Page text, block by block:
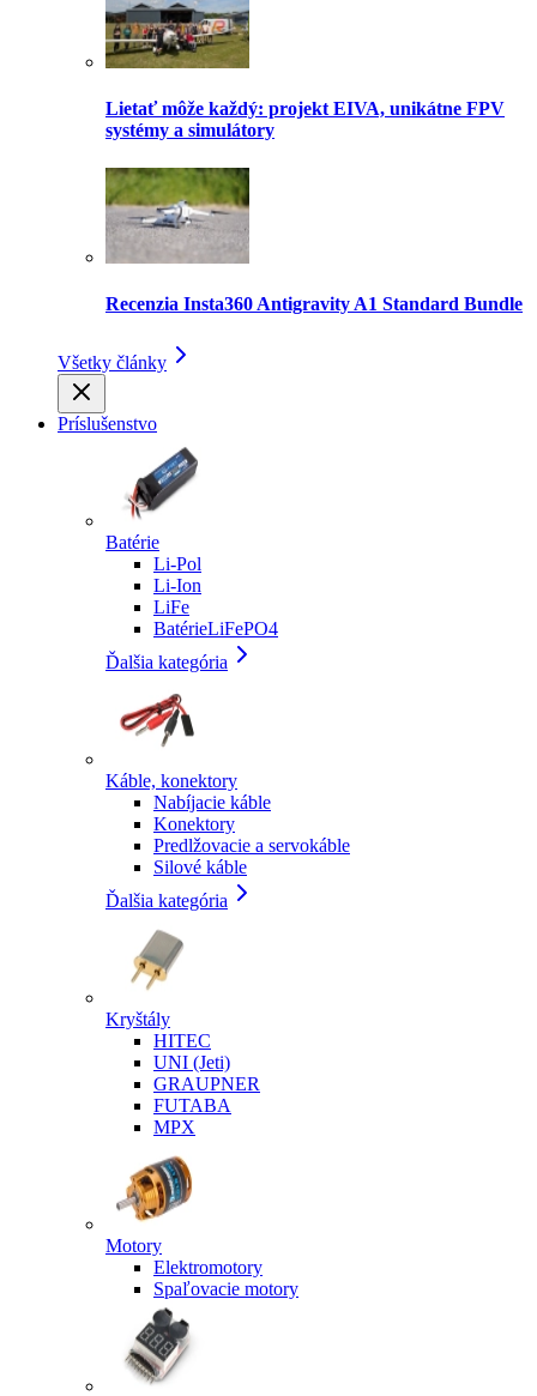
Lietať môže každý: projekt EIVA, unikátne FPV
systémy a simulátory
Recenzia Insta360 Antigravity A1 Standard Bundle
Všetky články
Príslušenstvo
Batérie
Li-Pol
Li-Ion
LiFe
BatérieLiFePO4
Ďalšia kategória
Káble, konektory
Nabíjacie káble
Konektory
Predlžovacie a servokáble
Silové káble
Ďalšia kategória
Kryštály
HITEC
UNI (Jeti)
GRAUPNER
FUTABA
MPX
Motory
Elektromotory
Spaľovacie motory